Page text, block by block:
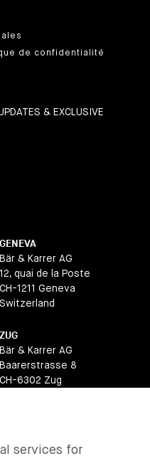
de confidentialité
& EXCLUSIVE
GENEVA
Bär & Karrer AG
12, quai de la Poste
CH-1211 Geneva
Switzerland
ZUG
Bär & Karrer AG
Baarerstrasse 8
CH-6302 Zug
Via Maistra 2
services for